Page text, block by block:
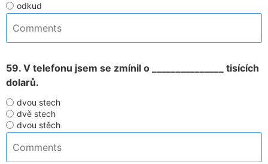
odkud
59. V telefonu jsem se zmínil o _______________ tisících
dolarů.
dvou stech
dvě stech
dvou stěch